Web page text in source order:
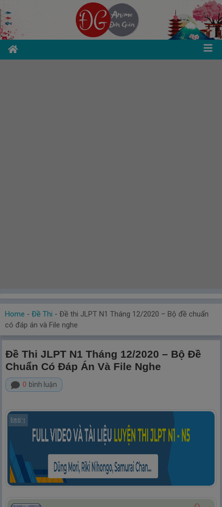
Home - Đề Thi - Đề thi JLPT N1 Tháng 12/2020 – Bộ đề chuẩn
có đáp án và File nghe
Đề Thi JLPT N1 Tháng 12/2020 – Bộ Đề
Chuẩn Có Đáp Án Và File Nghe
0 bình luận